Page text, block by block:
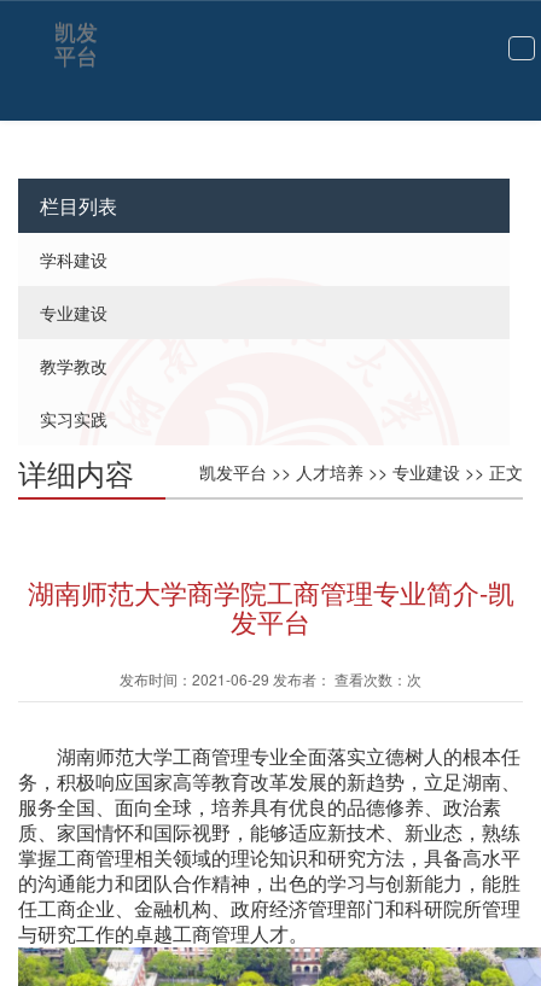
切
航
凯发
平台
栏目列表
学科建设
专业建设
教学教改
实习实践
凯发平台 >> 人才培养 >> 专业建设 >> 正文
详细内容
湖南师范大学商学院工商管理专业简介-凯
发平台
发布时间：2021-06-29 发布者： 查看次数：次
湖南师范大学工商管理专业全面落实立德树人的根本任
务，积极响应国家高等教育改革发展的新趋势，立足湖南、
服务全国、面向全球，培养具有优良的品德修养、政治素
质、家国情怀和国际视野，能够适应新技术、新业态，熟练
掌握工商管理相关领域的理论知识和研究方法，具备高水平
的沟通能力和团队合作精神，出色的学习与创新能力，能胜
任工商企业、金融机构、政府经济管理部门和科研院所管理
与研究工作的卓越工商管理人才。